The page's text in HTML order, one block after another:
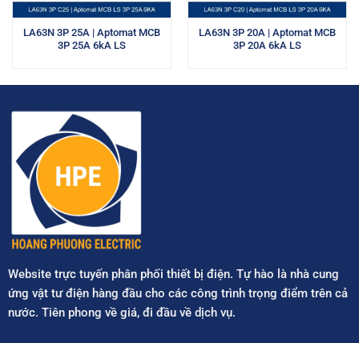
LA63N 3P 25A | Aptomat MCB
3P 25A 6kA LS
LA63N 3P 20A | Aptomat MCB
3P 20A 6kA LS
Website trực tuyến phân phối thiết bị điện. Tự hào là nhà cung
ứng vật tư điện hàng đầu cho các công trình trọng điểm trên cả
nước. Tiên phong về giá, đi đầu về dịch vụ.